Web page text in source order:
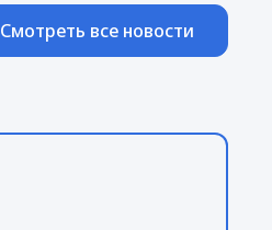
Смотреть все новости